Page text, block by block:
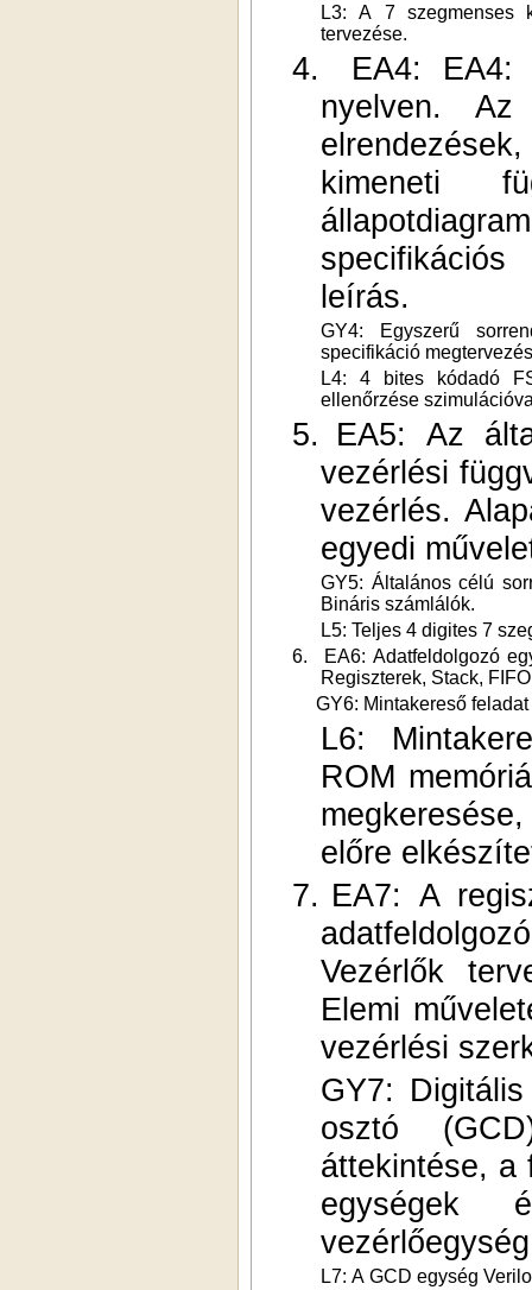
L3: A 7 szegmenses
tervezése.
4.
EA4: EA4:
nyelven.
kimeneti
leírás.
GY4: Egyszerű
specifikáció
L4: 4 bites kódadó
ellenőrzése
5.
EA5: Az
vezérlési
vezérlés.
egyedi
GY5: Általános célú
Bináris számlálók.
L5: Teljes 4 digites 7
6.
EA6: Adatfeldolgozó
Regiszterek, Stack,
GY6: Mintakereső feladat
L6:
ROM
előre
7. EA7: A
Vezérlők
Elemi
vezérlési
GY7:
osztó
áttekintése, a
egységek
L7: A GCD egység